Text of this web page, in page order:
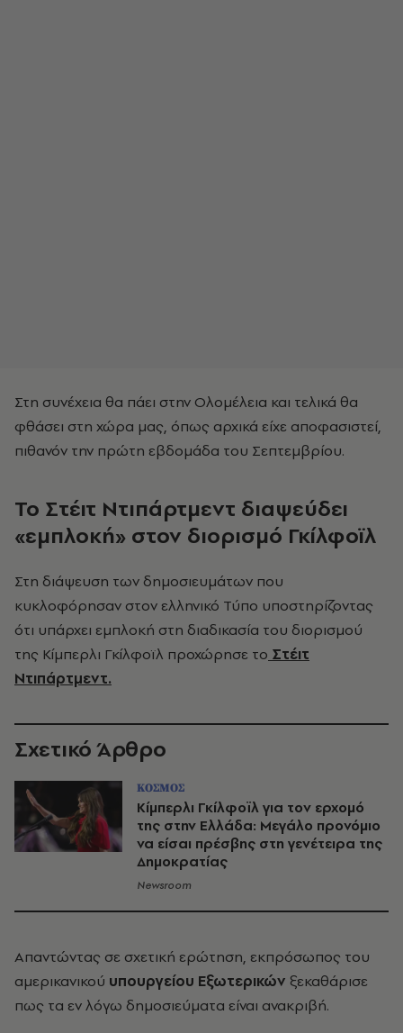
Στη συνέχεια θα πάει στην Ολομέλεια και τελικά θα
φθάσει στη χώρα μας, όπως αρχικά είχε αποφασιστεί,
πιθανόν την πρώτη εβδομάδα του Σεπτεμβρίου.
Το Στέιτ Ντιπάρτμεντ διαψεύδει
«εμπλοκή» στον διορισμό Γκίλφοϊλ
Στη διάψευση των δημοσιευμάτων που
κυκλοφόρησαν στον ελληνικό Τύπο υποστηρίζοντας
ότι υπάρχει εμπλοκή στη διαδικασία του διορισμού
της Κίμπερλι Γκίλφοϊλ προχώρησε το Στέιτ
Ντιπάρτμεντ.
Σχετικό Άρθρο
ΚΟΣΜΟΣ
Κίμπερλι Γκίλφοϊλ για τον ερχομό
της στην Ελλάδα: Μεγάλο προνόμιο
να είσαι πρέσβης στη γενέτειρα της
Δημοκρατίας
Newsroom
Απαντώντας σε σχετική ερώτηση, εκπρόσωπος του
αμερικανικού υπουργείου Εξωτερικών ξεκαθάρισε
πως τα εν λόγω δημοσιεύματα είναι ανακριβή.